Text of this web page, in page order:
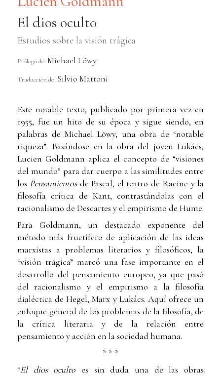
El dios oculto
Estudios sobre la visión trágica
Prólogo de: Michael Löwy
Traducción de: Silvio Mattoni
Este notable texto, publicado por primera vez en
1955, fue un hito de su época y sigue siendo, en
palabras de Michael Löwy, una obra de “notable
riqueza”. Basándose en la obra del joven Lukács,
Lucien Goldmann aplica el concepto de “visiones
del mundo” para dar cuerpo a las similitudes entre
los Pensamientosde Pascal, el teatro de Racine y la
filosofía crítica de Kant, contrastándolas con el
racionalismo de Descartes y el empirismo de Hume.
Para Goldmann, un destacado exponente del
método más fructífero de aplicación de las ideas
marxistas a problemas literarios y filosóficos, la
“visión trágica” marcó una fase importante en el
desarrollo del pensamiento europeo, ya que pasó
del racionalismo y el empirismo a la filosofía
dialéctica de Hegel, Marx y Lukács. Aquí ofrece un
enfoque general de los problemas de la filosofía, de
la crítica literaria y de la relación entre
pensamiento y acción en la sociedad humana.
* * *
“El dios oculto es sin duda una de las obras